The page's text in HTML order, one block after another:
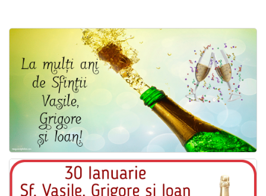
Felicitari muzicale personalizate
Felicitari animate
Invitatii personalizate
Conecteaza-te